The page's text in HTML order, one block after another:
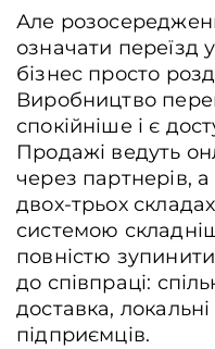
Але
означати переїзд
бізнес просто
Виробництво
спокійніше і є
Продажі ведуть
через партнерів,
двох-трьох
системою
повністю
до співпраці:
доставка,
підприємців.